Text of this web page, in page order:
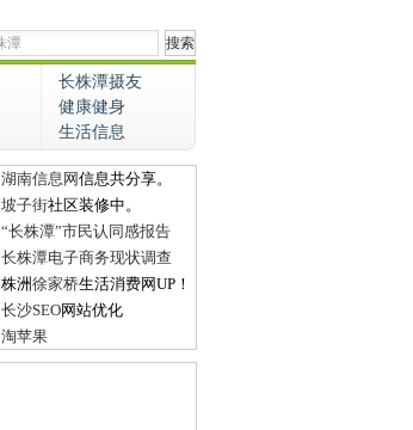
长株潭摄友
健康健身
生活信息
湖南信息网信息共分享。
坡子街社区装修中。
“长株潭”市民认同感报告
长株潭电子商务现状调查
株洲徐家桥生活消费网UP！
长沙SEO网站优化
淘苹果